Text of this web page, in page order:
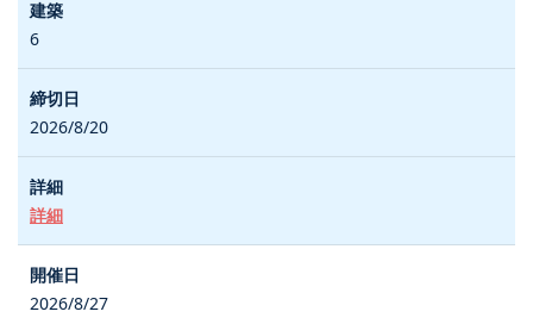
6
2026/8/20
詳細
2026/8/27